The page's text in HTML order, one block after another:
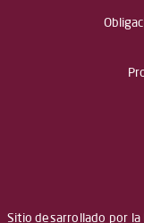
Sitio desarrollado por la